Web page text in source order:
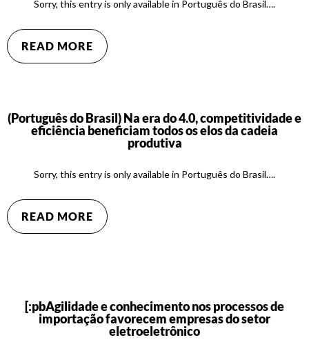
Sorry, this entry is only available in Português do Brasil….
READ MORE
(Português do Brasil) Na era do 4.0, competitividade e
eficiência beneficiam todos os elos da cadeia
produtiva
Sorry, this entry is only available in Português do Brasil….
READ MORE
[:pbAgilidade e conhecimento nos processos de
importação favorecem empresas do setor
eletroeletrônico